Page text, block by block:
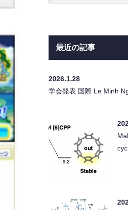
最近の記事
2026.1.28
学会発表 国際 Le Minh